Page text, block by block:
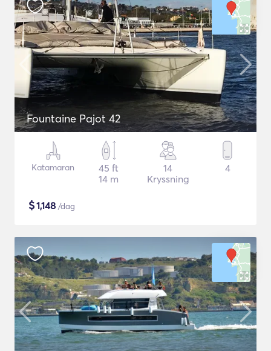
Fountaine Pajot 42
Katamaran
45 ft
14 m
14
Kryssning
4
$1,148 /dag